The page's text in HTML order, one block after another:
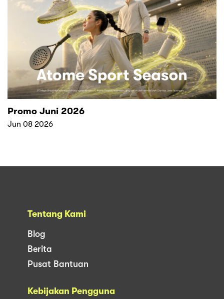
Promo Juni 2026
Jun 08 2026
Tentang Kami
Blog
Berita
Pusat Bantuan
Kebijakan Pengguna